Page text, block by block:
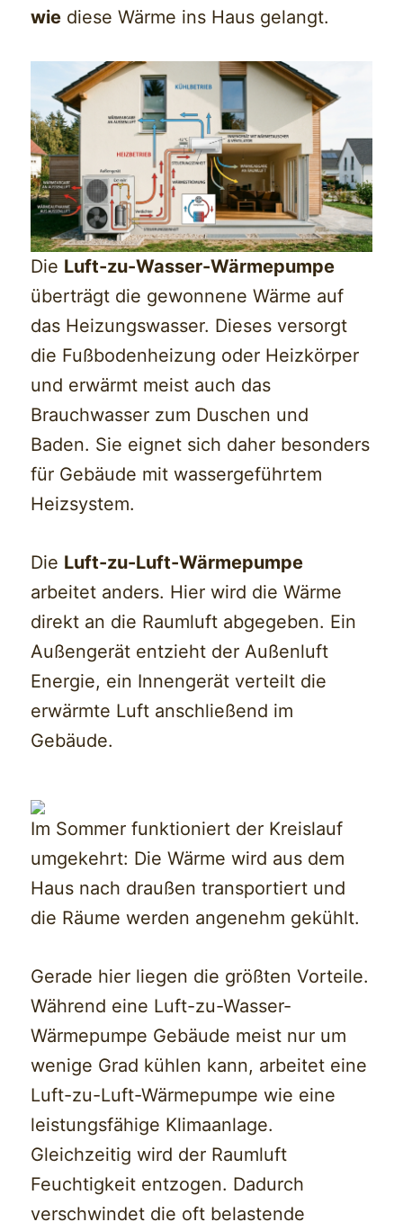
wie diese Wärme ins Haus gelangt.
Die Luft-zu-Wasser-Wärmepumpe
überträgt die gewonnene Wärme auf
das Heizungswasser. Dieses versorgt
die Fußbodenheizung oder Heizkörper
und erwärmt meist auch das
Brauchwasser zum Duschen und
Baden. Sie eignet sich daher besonders
für Gebäude mit wassergeführtem
Heizsystem.
Die Luft-zu-Luft-Wärmepumpe
arbeitet anders. Hier wird die Wärme
direkt an die Raumluft abgegeben. Ein
Außengerät entzieht der Außenluft
Energie, ein Innengerät verteilt die
erwärmte Luft anschließend im
Gebäude.
Im Sommer funktioniert der Kreislauf
umgekehrt: Die Wärme wird aus dem
Haus nach draußen transportiert und
die Räume werden angenehm gekühlt.
Gerade hier liegen die größten Vorteile.
Während eine Luft-zu-Wasser-
Wärmepumpe Gebäude meist nur um
wenige Grad kühlen kann, arbeitet eine
Luft-zu-Luft-Wärmepumpe wie eine
leistungsfähige Klimaanlage.
Gleichzeitig wird der Raumluft
Feuchtigkeit entzogen. Dadurch
verschwindet die oft belastende